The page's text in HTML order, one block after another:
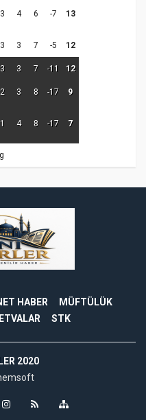
3 4 6 -7 13
3 3 7 -5 12
3 3 7 -11 12
2 3 8 -17 9
1 4 8 -17 7
HABER
MÜFTÜLÜK
STK
2020